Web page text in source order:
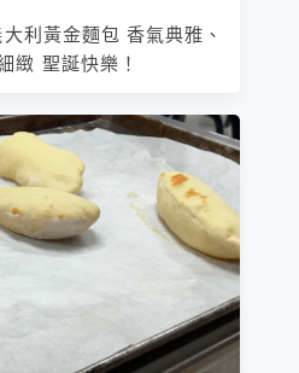
利黃金麵包 香氣典雅、
緻 聖誕快樂！